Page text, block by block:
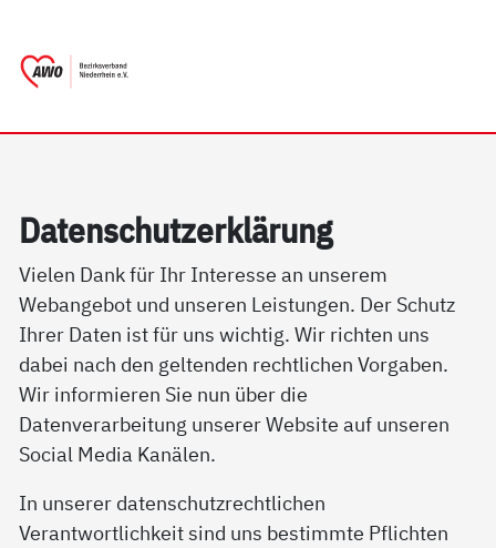
Da­ten­schutz­er­klär­ung
Vielen Dank für Ihr Interesse an unserem
Webangebot und unseren Leistungen. Der Schutz
Ihrer Daten ist für uns wichtig. Wir richten uns
dabei nach den geltenden rechtlichen Vorgaben.
Wir informieren Sie nun über die
Datenverarbeitung unserer Website auf unseren
Social Media Kanälen.
In unserer datenschutzrechtlichen
Verantwortlichkeit sind uns bestimmte Pflichten